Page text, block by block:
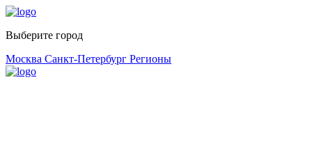
Выберите город
Москва Санкт-Петербург Регионы